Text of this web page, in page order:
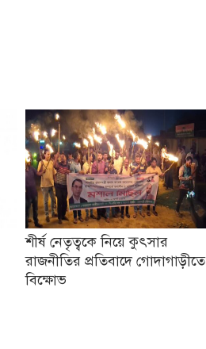
শীর্ষ নেতৃত্বকে নিয়ে কুৎসার
রাজনীতির প্রতিবাদে গোদাগাড়ীতে
বিক্ষোভ